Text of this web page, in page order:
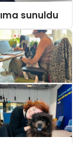
sunuldu